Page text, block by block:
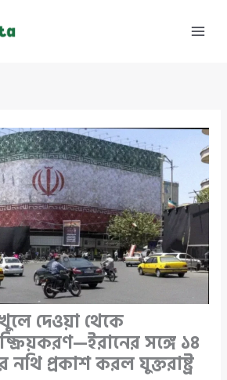
দেওয়া থেকে
সঙ্গে ১৪
প্রকাশ করল যুক্তরাষ্ট্র